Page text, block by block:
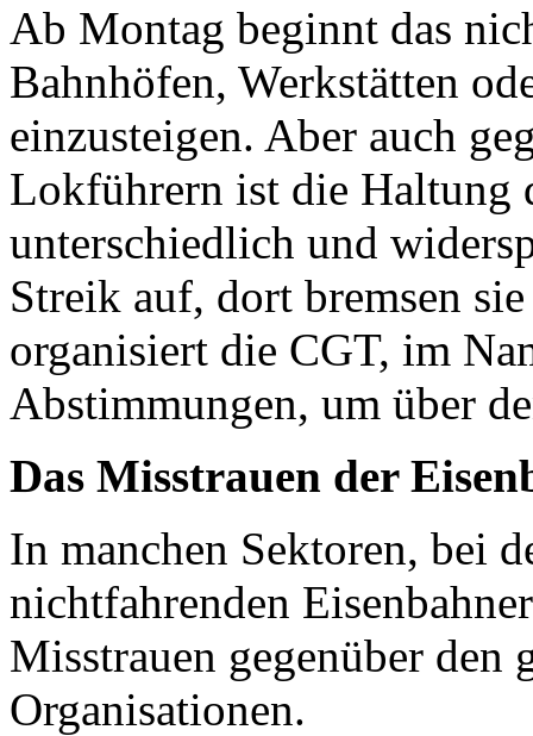
Ab Montag beginnt das
Bahnhöfen, Werkstätten
einzusteigen. Aber auch
Lokführern ist die Haltung
unterschiedlich und
Streik auf, dort bremsen
organisiert die CGT, im
Abstimmungen, um über
Das Misstrauen der
In manchen Sektoren, bei
nichtfahrenden
Misstrauen gegenüber den
Organisationen.